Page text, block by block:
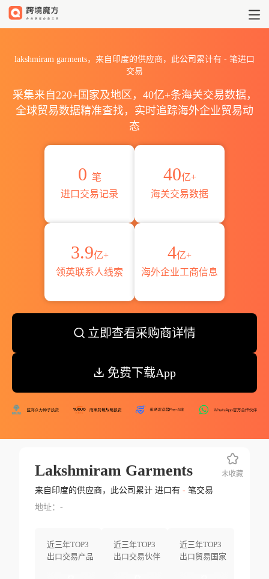
lakshmiram garments，来自印度的供应商，此公司累计有 - 笔进口
交易
采集来自220+国家及地区，40亿+条海关交易数据，
全球贸易数据精准查找，实时追踪海外企业贸易动
态
0 笔
进口交易记录
40亿+
海关交易数据
3.9亿+
领英联系人线索
4亿+
海外企业工商信息
立即查看采购商详情
免费下载App
Lakshmiram Garments
来自印度的供应商，此公司累计 进口有 -笔交易
地址：-
近三年TOP3
出口交易产品
近三年TOP3
出口交易伙伴
近三年TOP3
出口贸易国家
未收藏